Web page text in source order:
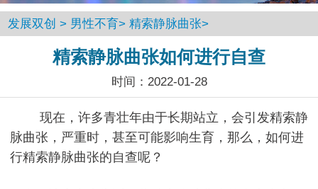
发展双创 > 男性不育> 精索静脉曲张>
精索静脉曲张如何进行自查
时间：2022-01-28
现在，许多青壮年由于长期站立，会引发精索静
脉曲张，严重时，甚至可能影响生育，那么，如何进
行精索静脉曲张的自查呢？